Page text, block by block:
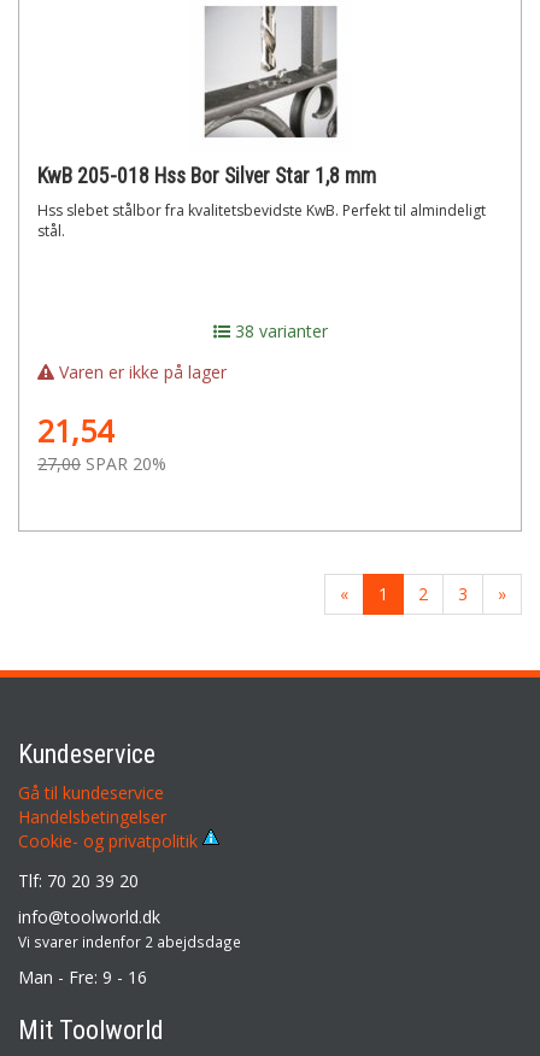
KwB 205-018 Hss Bor Silver Star 1,8 mm
Hss slebet stålbor fra kvalitetsbevidste KwB. Perfekt til almindeligt
stål.
38 varianter
Varen er ikke på lager
21,54
27,00 SPAR 20%
« 1 2 3 »
Kundeservice
Gå til kundeservice
Handelsbetingelser
Cookie- og privatpolitik
Tlf: 70 20 39 20
info@toolworld.dk
Vi svarer indenfor 2 abejdsdage
Man - Fre: 9 - 16
Mit Toolworld